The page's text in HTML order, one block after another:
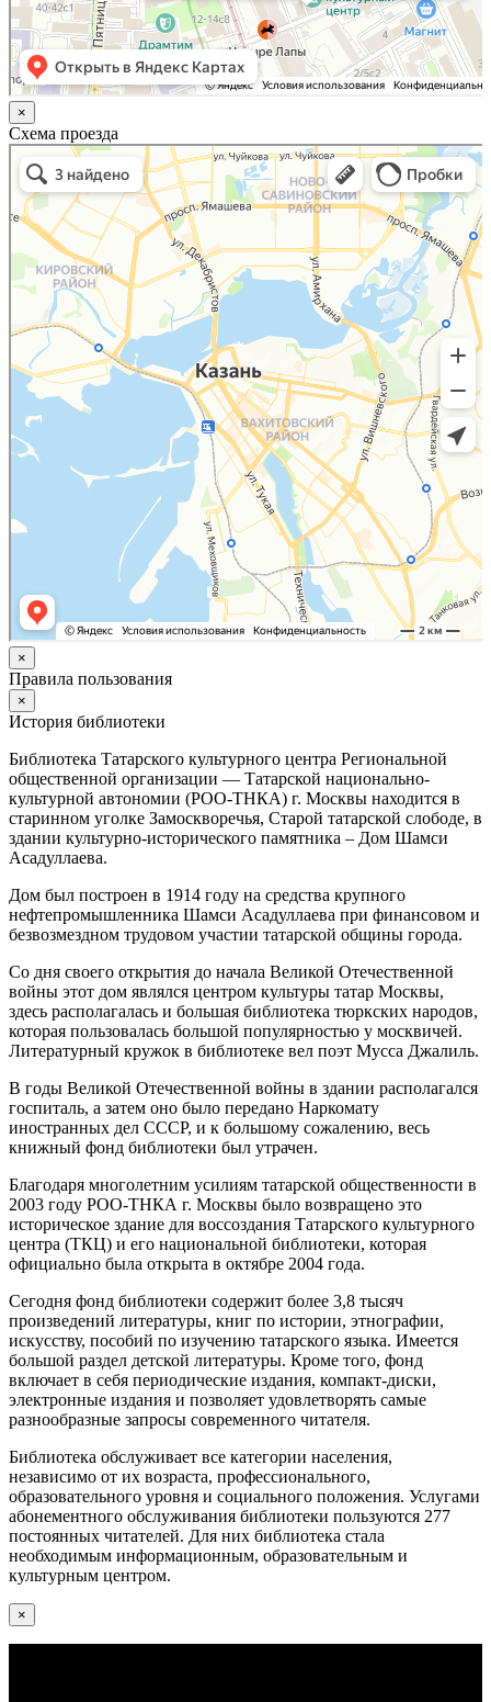
×
Схема проезда
Казань
Малый Татарский переулок, 8 на карте Москвы, ближайшее метро Новокузнецкая —
Яндекс.Карты
×
Правила пользования
×
История библиотеки
Библиотека Татарского культурного центра Региональной
общественной организации — Татарской национально-
культурной автономии (РОО-ТНКА) г. Москвы находится в
старинном уголке Замоскворечья, Старой татарской слободе, в
здании культурно-исторического памятника – Дом Шамси
Асадуллаева.
Дом был построен в 1914 году на средства крупного
нефтепромышленника Шамси Асадуллаева при финансовом и
безвозмездном трудовом участии татарской общины города.
Со дня своего открытия до начала Великой Отечественной
войны этот дом являлся центром культуры татар Москвы,
здесь располагалась и большая библиотека тюркских народов,
которая пользовалась большой популярностью у москвичей.
Литературный кружок в библиотеке вел поэт Мусса Джалиль.
В годы Великой Отечественной войны в здании располагался
госпиталь, а затем оно было передано Наркомату
иностранных дел СССР, и к большому сожалению, весь
книжный фонд библиотеки был утрачен.
Благодаря многолетним усилиям татарской общественности в
2003 году РОО-ТНКА г. Москвы было возвращено это
историческое здание для воссоздания Татарского культурного
центра (ТКЦ) и его национальной библиотеки, которая
официально была открыта в октябре 2004 года.
Сегодня фонд библиотеки содержит более 3,8 тысяч
произведений литературы, книг по истории, этнографии,
искусству, пособий по изучению татарского языка. Имеется
большой раздел детской литературы. Кроме того, фонд
включает в себя периодические издания, компакт-диски,
электронные издания и позволяет удовлетворять самые
разнообразные запросы современного читателя.
Библиотека обслуживает все категории населения,
независимо от их возраста, профессионального,
образовательного уровня и социального положения. Услугами
абонементного обслуживания библиотеки пользуются 277
постоянных читателей. Для них библиотека стала
необходимым информационным, образовательным и
культурным центром.
×